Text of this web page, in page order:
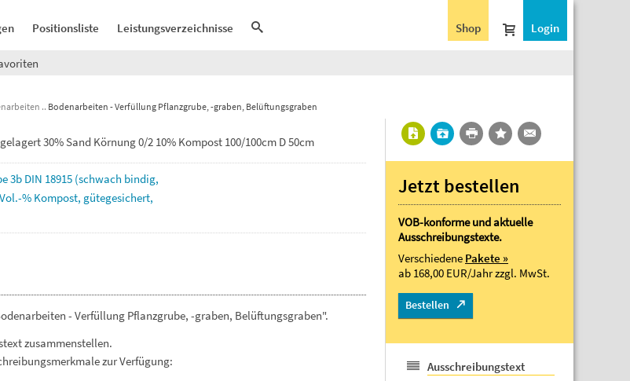
Positionsliste Leistungsverzeichnisse Login
Shop
Bodenarbeiten - Verfüllung Pflanzgrube, -graben, Belüftungsgraben
30% Sand Körnung 0/2 10% Kompost 100/100cm D 50cm
3b DIN 18915 (schwach bindig,
Vol.-% Kompost, gütegesichert,
- Verfüllung Pflanzgrube, -graben, Belüftungsgraben".
zusammenstellen.
zur Verfügung:
Jetzt bestellen
VOB-konforme und aktuelle
Ausschreibungstexte.
Verschiedene Pakete »
ab 168,00 EUR/Jahrzzgl. MwSt.
Bestellen
Ausschreibungstext